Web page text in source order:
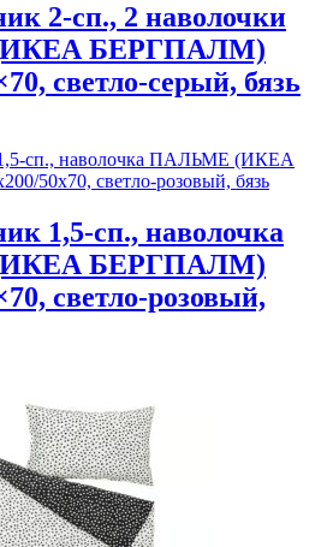
2-сп., 2 наволочки
БЕРГПАЛМ)
светло-серый, бязь
1,5-сп., наволочка
БЕРГПАЛМ)
светло-розовый,